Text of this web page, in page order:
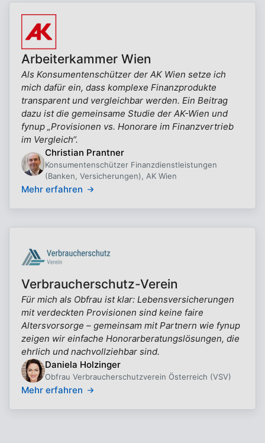
Arbeiterkammer Wien
Als Konsumentenschützer der AK Wien setze ich
mich dafür ein, dass komplexe Finanzprodukte
transparent und vergleichbar werden. Ein Beitrag
dazu ist die gemeinsame Studie der AK-Wien und
fynup „Provisionen vs. Honorare im Finanzvertrieb
im Vergleich“.
Christian Prantner
Konsumentenschützer Finanzdienstleistungen
(Banken, Versicherungen), AK Wien
Mehr erfahren
Verbraucherschutz-Verein
Für mich als Obfrau ist klar: Lebensversicherungen
mit verdeckten Provisionen sind keine faire
Altersvorsorge – gemeinsam mit Partnern wie fynup
zeigen wir einfache Honorarberatungslösungen, die
ehrlich und nachvollziehbar sind.
Daniela Holzinger
Obfrau Verbraucherschutzverein Österreich (VSV)
Mehr erfahren